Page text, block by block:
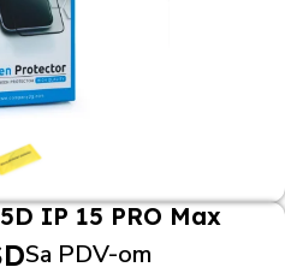
IP 15 PRO Max
Sa PDV-om